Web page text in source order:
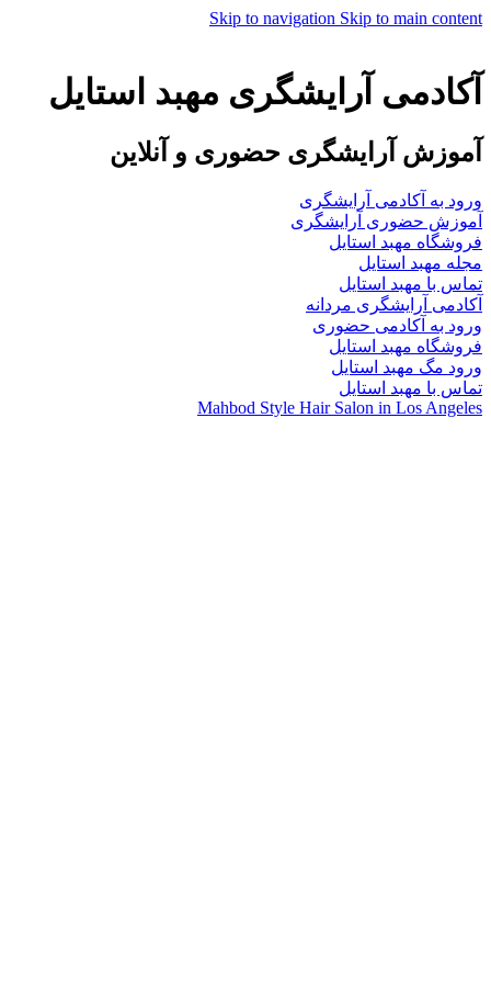
Skip to navigation Skip to main content
آکادمی آرایشگری مهبد استایل
آموزش آرایشگری حضوری و آنلاین
ورود به آکادمی آرایشگری
آموزش حضوری آرایشگری
فروشگاه مهبد استایل
مجله مهبد استایل
تماس با مهبد استایل
آکادمی آرایشگری مردانه
ورود به آکادمی حضوری
فروشگاه مهبد استایل
ورود مگ مهبد استایل
تماس با مهبد استایل
Mahbod Style Hair Salon in Los Angeles